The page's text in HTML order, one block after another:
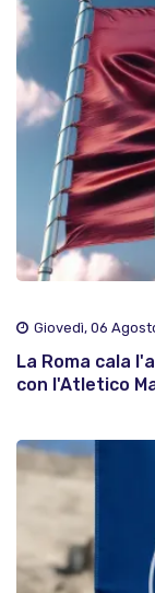
Giovedì, 06
La Roma cala
con l'Atletico